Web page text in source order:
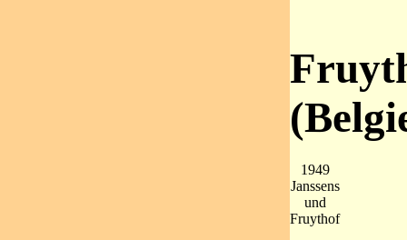
1949
Janssens
und
Fruythof